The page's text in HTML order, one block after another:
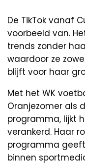
De TikTok vanaf
voorbeeld van.
trends zonder
waardoor ze
blijft voor haar
Met het WK
Oranjezomer als
programma, lijkt
verankerd. Haar
programma
binnen